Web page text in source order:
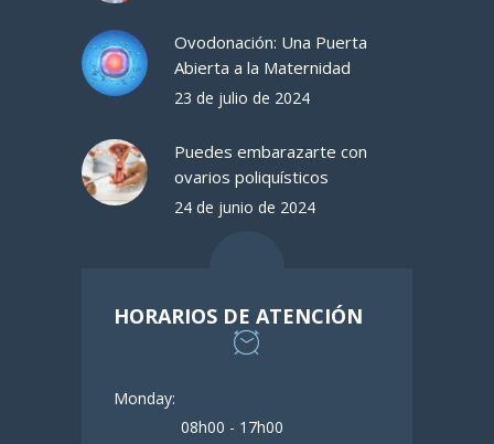
Ovodonación: Una Puerta
Abierta a la Maternidad
23 de julio de 2024
Puedes embarazarte con
ovarios poliquísticos
24 de junio de 2024
HORARIOS DE ATENCIÓN
Monday:
08h00 - 17h00